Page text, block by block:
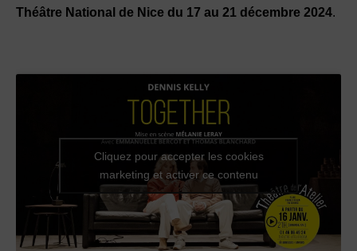
Théâtre National de Nice du 17 au 21 décembre 2024.
Cliquez pour accepter les cookies
marketing et activer ce contenu